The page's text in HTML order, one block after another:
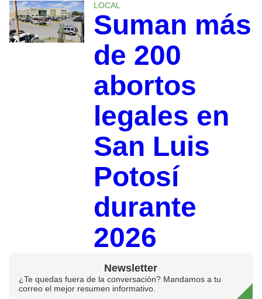
LOCAL
Suman más
de 200
abortos
legales en
San Luis
Potosí
durante
2026
Newsletter
¿Te quedas fuera de la conversación? Mandamos a tu
correo el mejor resumen informativo.